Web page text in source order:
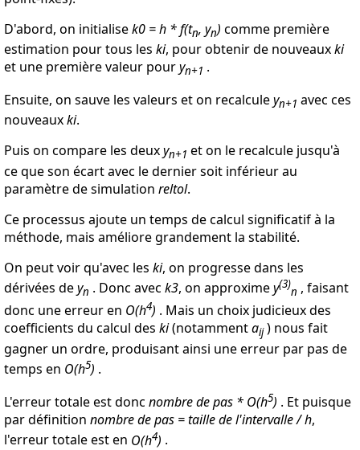
D'abord, on initialisek0 = h * f(tn, yn) comme première
estimation pour tous les ki, pour obtenir de nouveauxki
et une première valeur pouryn+1 .
Ensuite, on sauve les valeurs et on recalculeyn+1 avec ces
nouveauxki.
Puis on compare les deuxyn+1 et on le recalcule jusqu'à
ce que son écart avec le dernier soit inférieur au
paramètre de simulation reltol.
Ce processus ajoute un temps de calcul significatif à la
méthode, mais améliore grandement la stabilité.
On peut voir qu'avec les ki, on progresse dans les
dérivées deyn . Donc avec k3, on approximey(3)
n , faisant
donc une erreur en O(h4) . Mais un choix judicieux des
coefficients du calcul des ki(notammentaij) nous fait
gagner un ordre, produisant ainsi une erreur par pas de
temps en O(h5) .
L'erreur totale est donc nombre de pas * O(h5) . Et puisque
par définition nombre de pas = taille de l'intervalle / h,
l'erreur totale est en O(h4) .